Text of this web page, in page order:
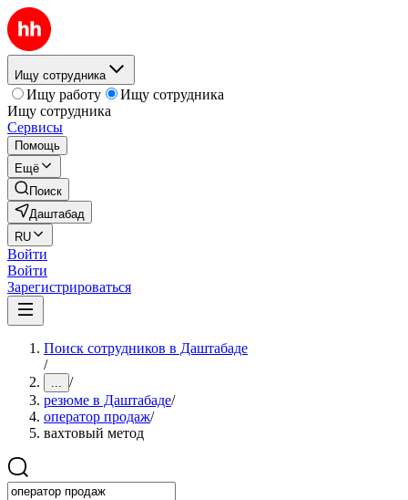
Ищу сотрудника
Ищу работу
Ищу сотрудника
Ищу сотрудника
Сервисы
Помощь
Ещё
Поиск
Даштабад
RU
Войти
Войти
Зарегистрироваться
Поиск сотрудников в Даштабаде
/
... /
резюме в Даштабаде/
оператор продаж/
вахтовый метод